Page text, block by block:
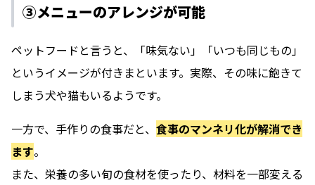
③メニューのアレンジが可能
ペットフードと言うと、「味気ない」「いつも同じもの」
というイメージが付きまといます。実際、その味に飽きて
しまう犬や猫もいるようです。
一方で、手作りの食事だと、 食事のマンネリ化が解消でき
ます。
また、栄養の多い旬の食材を使ったり、材料を一部変える